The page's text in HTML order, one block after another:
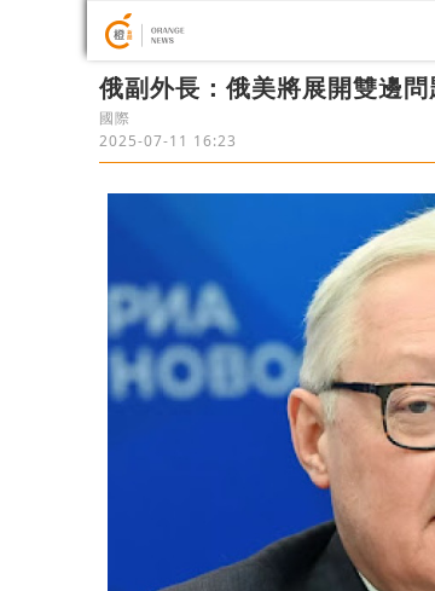
俄副外長：俄美將展開雙邊
國際
2025-07-11 16:23